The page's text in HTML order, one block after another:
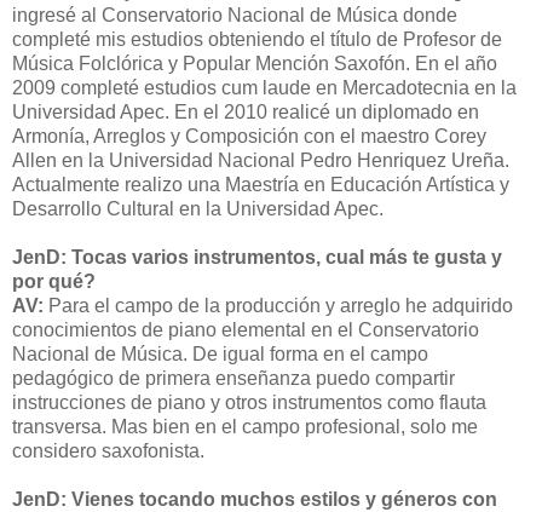
ingresé al Conservatorio Nacional de Música donde
completé mis estudios obteniendo el título de Profesor de
Música Folclórica y Popular Mención Saxofón. En el año
2009 completé estudios cum laude en Mercadotecnia en la
Universidad Apec. En el 2010 realicé un diplomado en
Armonía, Arreglos y Composición con el maestro Corey
Allen en la Universidad Nacional Pedro Henriquez Ureña.
Actualmente realizo una Maestría en Educación Artística y
Desarrollo Cultural en la Universidad Apec.
JenD: Tocas varios instrumentos, cual más te gusta y
por qué?
AV: Para el campo de la producción y arreglo he adquirido
conocimientos de piano elemental en el Conservatorio
Nacional de Música. De igual forma en el campo
pedagógico de primera enseñanza puedo compartir
instrucciones de piano y otros instrumentos como flauta
transversa. Mas bien en el campo profesional, solo me
considero saxofonista.
JenD: Vienes tocando muchos estilos y géneros con